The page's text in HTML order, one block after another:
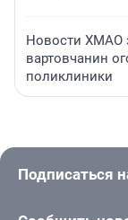
Новости ХМАО
вартовчанин
поликлиники
Подписаться